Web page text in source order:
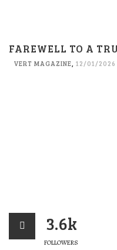
FAREWELL TO A
VERT MAGAZINE, 12/01/2026
3.6k
FOLLOWERS